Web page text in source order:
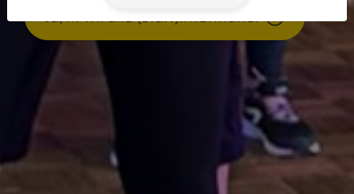
Ja, ik wil alle (start)informatie!